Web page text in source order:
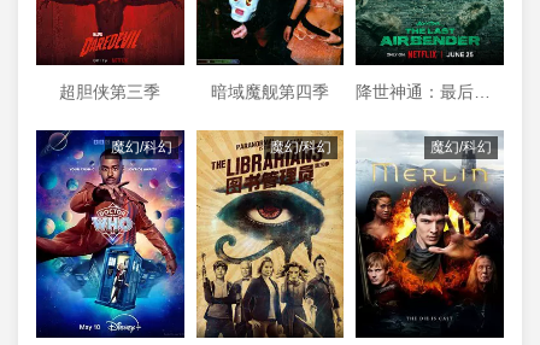
超胆侠第三季 暗域魔舰第四季 降世神通：最后的气宗第二季
魔幻/科幻 魔幻/科幻 魔幻/科幻